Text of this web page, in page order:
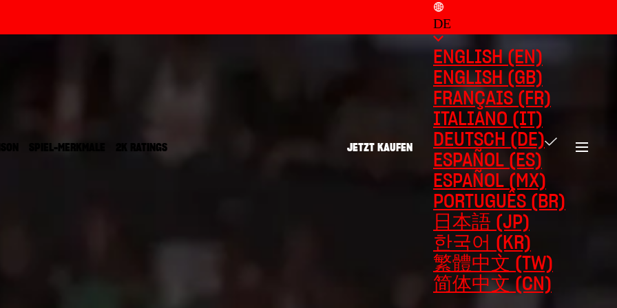
SPIEL-MERKMALE 2K RATINGS JETZT KAUFEN
DE
ENGLISH (EN)
ENGLISH (GB)
FRANÇAIS (FR)
ITALIANO (IT)
DEUTSCH (DE)
ESPAÑOL (ES)
ESPAÑOL (MX)
PORTUGUÊS (BR)
日本語 (JP)
한국어 (KR)
繁體中文 (TW)
简体中文 (CN)